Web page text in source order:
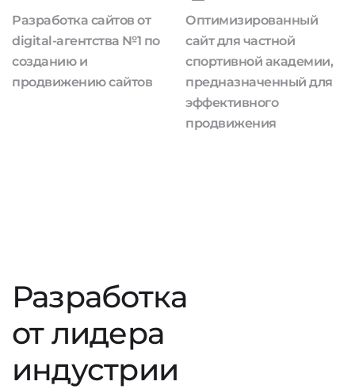
Разработка сайтов от
digital-агентства №1 по
созданию и
продвижению сайтов
Оптимизированный
сайт для частной
спортивной академии,
предназначенный для
эффективного
продвижения
Разработка
от лидера
индустрии